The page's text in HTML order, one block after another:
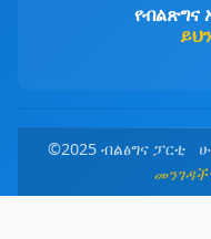
የብልጽግና
©2025 ብልፅግና ፓርቲ